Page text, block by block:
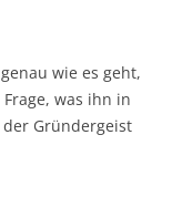
wie es geht,
was ihn in
Gründergeist